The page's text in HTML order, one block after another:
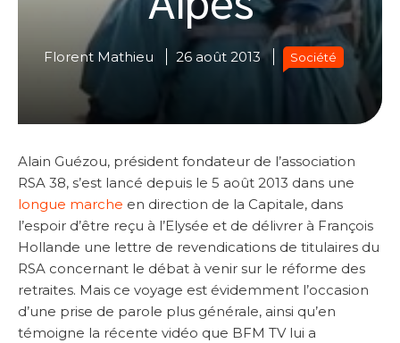
Florent Mathieu 26 août 2013 Société
Alain Guézou, président fondateur de l’association
RSA 38, s’est lancé depuis le 5 août 2013 dans une
longue marche en direction de la Capitale, dans
l’espoir d’être reçu à l’Elysée et de délivrer à François
Hollande une lettre de revendications de titulaires du
RSA concernant le débat à venir sur le réforme des
retraites. Mais ce voyage est évidemment l’occasion
d’une prise de parole plus générale, ainsi qu’en
témoigne la récente vidéo que BFM TV lui a